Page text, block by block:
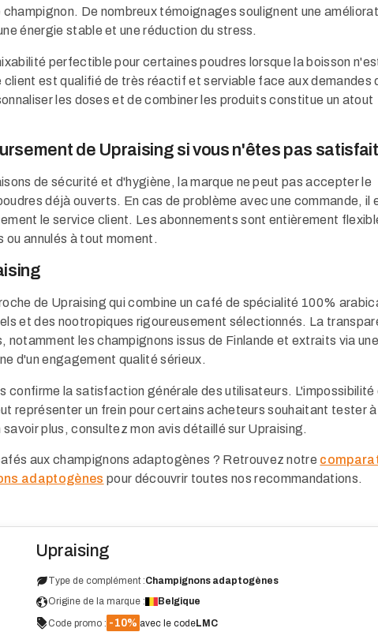
De nombreux témoignages soulignent une
énergie stable et une réduction du stress.​
perfectible pour certaines poudres lorsque la boisson
est qualifié de très réactif et serviable face aux demandes
les doses et de combiner les produits constitue un atout
de Upraising si vous n'êtes pas satisfait
de sécurité et d'hygiène, la marque ne peut pas accepter le
déjà ouverts. En cas de problème avec une commande, il
le service client. Les abonnements sont entièrement
annulés à tout moment.​
de Upraising qui combine un café de spécialité 100%
et des nootropiques rigoureusement sélectionnés. La
notamment les champignons issus de Finlande et extraits via une
d'un engagement qualité sérieux.​
confirme la satisfaction générale des utilisateurs. L'impossibilité
représenter un frein pour certains acheteurs souhaitant tester à
plus, consultez mon avis détaillé sur Upraising.
aux champignons adaptogènes ? Retrouvez notre
adaptogènes pour découvrir toutes nos recommandations.
Upraising
Type de complément :Champignons adaptogènes
Origine de la marque :
Belgique
Code promo : -10% avec le codeLMC